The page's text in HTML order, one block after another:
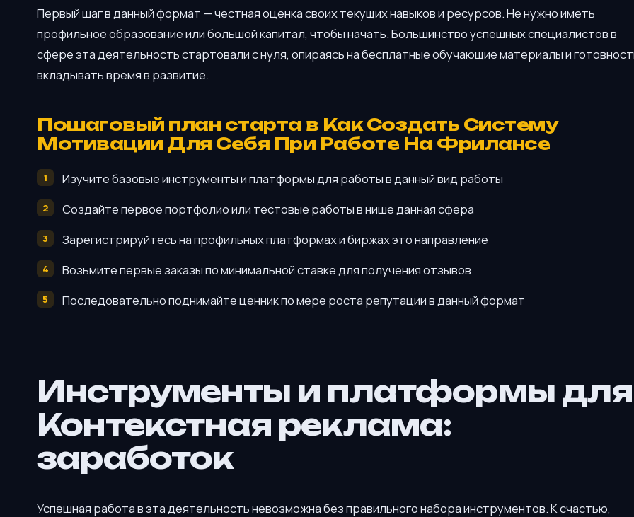
Первый шаг в данный формат — честная оценка своих текущих навыков и ресурсов. Не нужно иметь
профильное образование или большой капитал, чтобы начать. Большинство успешных специалистов в
сфере эта деятельность стартовали с нуля, опираясь на бесплатные обучающие материалы и
вкладывать время в развитие.
Пошаговый план старта в Как Создать Систему
Мотивации Для Себя При Работе На Фрилансе
Изучите базовые инструменты и платформы для работы в данный вид работы
Создайте первое портфолио или тестовые работы в нише данная сфера
Зарегистрируйтесь на профильных платформах и биржах это направление
Возьмите первые заказы по минимальной ставке для получения отзывов
Последовательно поднимайте ценник по мере роста репутации в данный формат
Инструменты и платформы для
Контекстная реклама:
заработок
Успешная работа в эта деятельность невозможна без правильного набора инструментов. К счастью,